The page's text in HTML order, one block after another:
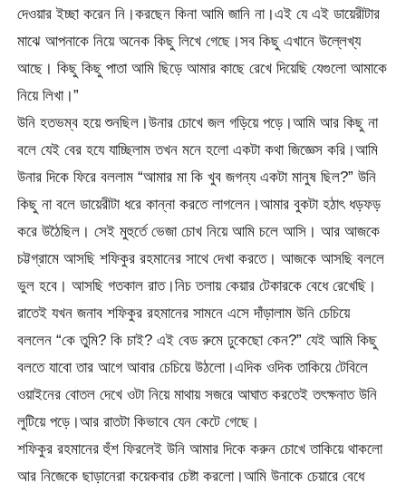
দেওয়ার ইচ্ছা করেন নি।করছেন কিনা আমি জানি না।এই যে এই ডায়েরীটার
মাঝে আপনাকে নিয়ে অনেক কিছু লিখে গেছে।সব কিছু এখানে উল্লেখ্য
আছে। কিছু কিছু পাতা আমি ছিড়ে আমার কাছে রেখে দিয়েছি যেগুলো আমাকে
নিয়ে লিখা।”
উনি হতভম্ব হয়ে শুনছিল।উনার চোখে জল গড়িয়ে পড়ে।আমি আর কিছু না
বলে যেই বের হযে যাচ্ছিলাম তখন মনে হলো একটা কথা জিজ্ঞেস করি।আমি
উনার দিকে ফিরে বললাম “আমার মা কি খুব জগন্য একটা মানুষ ছিল?” উনি
কিছু না বলে ডায়েরীটা ধরে কান্না করতে লাগলেন।আমার বুকটা হঠাৎ ধড়ফড়
করে উঠৈছিল। সেই মুহুর্তে ভেজা চোখ নিয়ে আমি চলে আসি। আর আজকে
চট্টগ্রামে আসছি শফিকুর রহমানের সাথে দেখা করতে। আজকে আসছি বললে
ভুল হবে। আসছি গতকাল রাত।নিচ তলায় কেয়ার টেকারকে বেধে রেখেছি।
রাতেই যখন জনাব শফিকুর রহমানের সামনে এসে দাঁড়ালাম উনি চেচিয়ে
বললেন “কে তুমি? কি চাই? এই বেড রুমে ঢুকেছো কেন?” যেই আমি কিছু
বলতে যাবো তার আগে আবার চেচিয়ে উঠলো।এদিক ওদিক তাকিয়ে টেবিলে
ওয়াইনের বোতল দেখে ওটা নিয়ে মাথায় সজরে আঘাত করতেই তৎক্ষনাত উনি
লুটিয়ে পড়ে।আর রাতটা কিভাবে যেন কেটে গেছে।
শফিকুর রহমানের হুঁশ ফিরলেই উনি আমার দিকে করুন চোখে তাকিয়ে থাকলো
আর নিজেকে ছাড়ানেরা কয়েকবার চেষ্টা করলো।আমি উনাকে চেয়ারে বেধে